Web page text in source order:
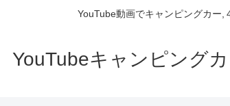
YouTube動画でキャンピングカー,
YouTubeキャンピング